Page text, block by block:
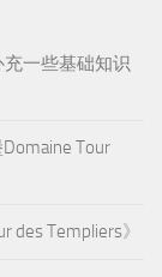
一些基础知识
Tour
des Templiers》